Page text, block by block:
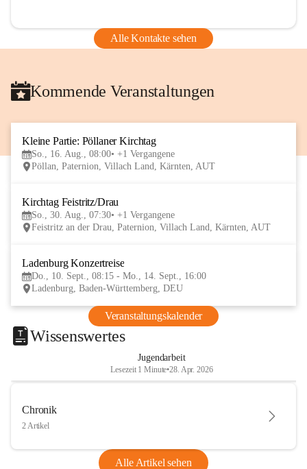
Alle Kontakte sehen
Kommende Veranstaltungen
Kleine Partie: Pöllaner Kirchtag
So., 16. Aug., 08:00 +1 Vergangene
Pöllan, Paternion, Villach Land, Kärnten, AUT
Kirchtag Feistritz/Drau
So., 30. Aug., 07:30 +1 Vergangene
Feistritz an der Drau, Paternion, Villach Land, Kärnten, AUT
Ladenburg Konzertreise
Do., 10. Sept., 08:15 - Mo., 14. Sept., 16:00
Ladenburg, Baden-Württemberg, DEU
Veranstaltungskalender
Wissenswertes
Jugendarbeit
Lesezeit 1 Minute•28. Apr. 2026
Chronik
2 Artikel
Alle Artikel sehen